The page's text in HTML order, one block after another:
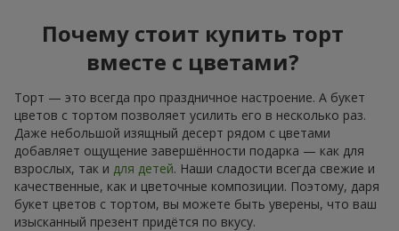
Почему стоит купить торт
вместе с цветами?
Торт — это всегда про праздничное настроение. А букет
цветов с тортом позволяет усилить его в несколько раз.
Даже небольшой изящный десерт рядом с цветами
добавляет ощущение завершённости подарка — как для
взрослых, так и для детей. Наши сладости всегда свежие и
качественные, как и цветочные композиции. Поэтому, даря
букет цветов с тортом, вы можете быть уверены, что ваш
изысканный презент придётся по вкусу.